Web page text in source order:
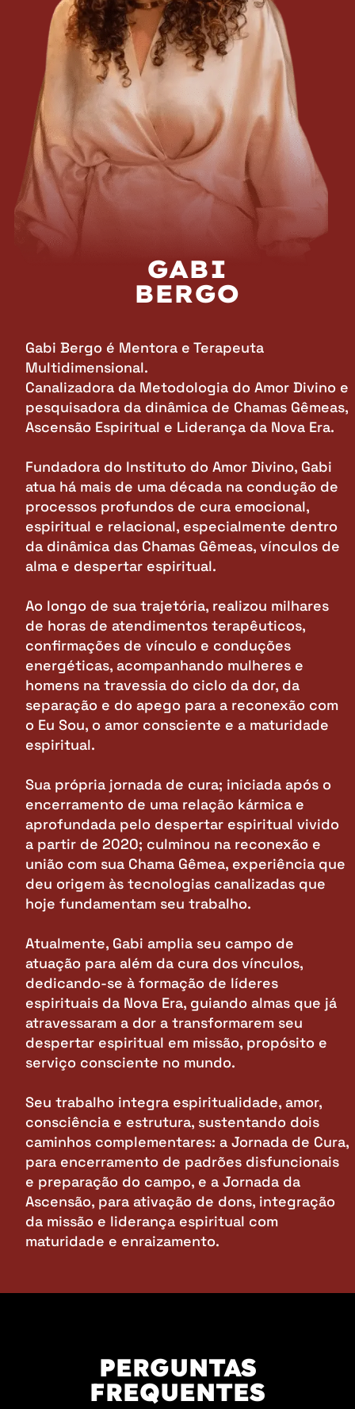
GABI
BERGO
Gabi Bergo é Mentora e Terapeuta
Multidimensional.
Canalizadora da Metodologia do Amor Divino e
pesquisadora da dinâmica de Chamas Gêmeas,
Ascensão Espiritual e Liderança da Nova Era.
Fundadora do Instituto do Amor Divino, Gabi
atua há mais de uma década na condução de
processos profundos de cura emocional,
espiritual e relacional, especialmente dentro
da dinâmica das Chamas Gêmeas, vínculos de
alma e despertar espiritual.
Ao longo de sua trajetória, realizou milhares
de horas de atendimentos terapêuticos,
confirmações de vínculo e conduções
energéticas, acompanhando mulheres e
homens na travessia do ciclo da dor, da
separação e do apego para a reconexão com
o Eu Sou, o amor consciente e a maturidade
espiritual.
Sua própria jornada de cura; iniciada após o
encerramento de uma relação kármica e
aprofundada pelo despertar espiritual vivido
a partir de 2020; culminou na reconexão e
união com sua Chama Gêmea, experiência que
deu origem às tecnologias canalizadas que
hoje fundamentam seu trabalho.
Atualmente, Gabi amplia seu campo de
atuação para além da cura dos vínculos,
dedicando-se à formação de líderes
espirituais da Nova Era, guiando almas que já
atravessaram a dor a transformarem seu
despertar espiritual em missão, propósito e
serviço consciente no mundo.
Seu trabalho integra espiritualidade, amor,
consciência e estrutura, sustentando dois
caminhos complementares: a Jornada de Cura,
para encerramento de padrões disfuncionais
e preparação do campo, e a Jornada da
Ascensão, para ativação de dons, integração
da missão e liderança espiritual com
maturidade e enraizamento.
PERGUNTAS
FREQUENTES